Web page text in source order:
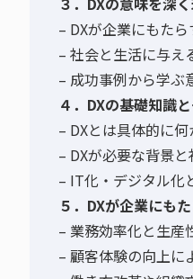
– DXが企業にもた
– 社会と生活に与え
– 成功事例から学ぶ
４．DXの基礎知識
– DXとは具体的に何
– DXが必要な背景
– IT化・デジタル化
５．DXが企業にも
– 業務効率化と生産
– 顧客体験の向上に